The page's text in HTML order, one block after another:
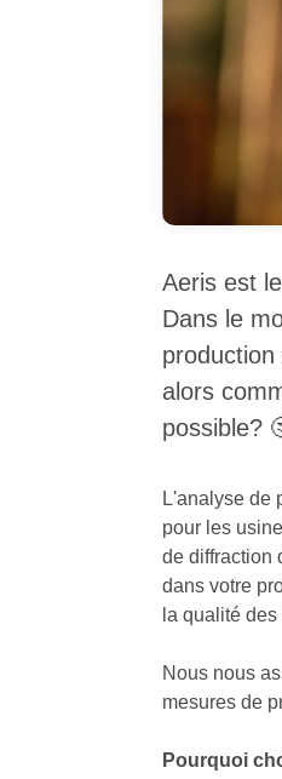
Aeris est
Dans le
alors
possible?
L'analyse de
pour les
de diffraction
dans votre
la qualité
Nous nous
mesures de
Pourquoi